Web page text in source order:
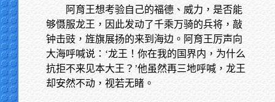
阿育王想考验自己的福德、威力，是否能
够慑服龙王，因此发动了千乘万骑的兵将，敲
钟击豉，旌旗展扬的来到海边。阿育王厉声向
大海呼喊说：‘龙王！你在我的国界内，为什么
抗拒不来见本大王？’他虽然再三地呼喊，龙王
却安然不动，视若无睹。